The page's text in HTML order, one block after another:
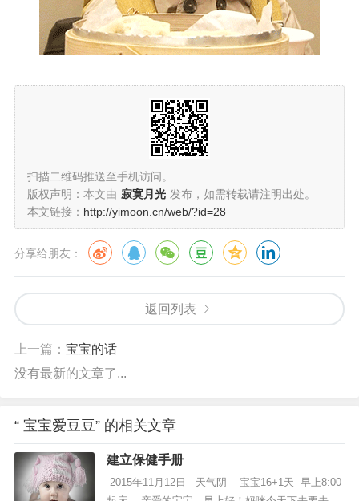
扫描二维码推送至手机访问。
版权声明：本文由 寂寞月光 发布，如需转载请注明出处。
本文链接： http://yimoon.cn/web/?id=28
分享给朋友：
返回列表
上一篇： 宝宝的话
没有最新的文章了...
“ 宝宝爱豆豆” 的相关文章
建立保健手册
2015年11月12日 天气阴 宝宝16+1天 早上8:00